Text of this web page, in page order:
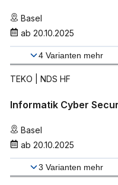
Basel
ab 20.10.2025
4 Varianten mehr
TEKO | NDS HF
Informatik Cyber
Basel
ab 20.10.2025
3 Varianten mehr